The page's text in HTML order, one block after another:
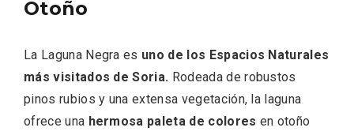
Otoño
La Laguna Negra es uno de los Espacios Naturales
más visitados de Soria. Rodeada de robustos
pinos rubios y una extensa vegetación, la laguna
ofrece una hermosa paleta de colores en otoño